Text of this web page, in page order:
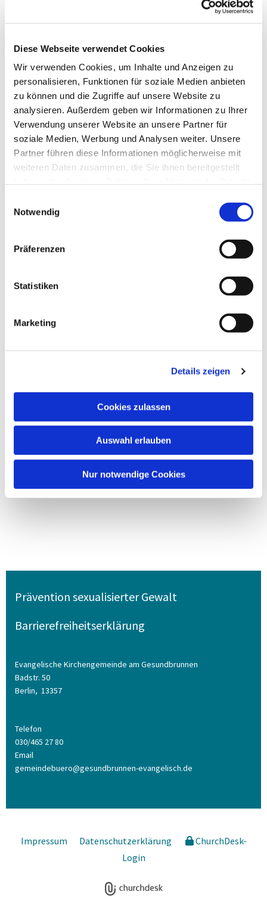
Diese Webseite verwendet Cookies
Wir verwenden Cookies, um Inhalte und Anzeigen zu
personalisieren, Funktionen für soziale Medien anbieten
zu können und die Zugriffe auf unsere Website zu
analysieren. Außerdem geben wir Informationen zu Ihrer
Verwendung unserer Website an unsere Partner für
soziale Medien, Werbung und Analysen weiter. Unsere
Partner führen diese Informationen möglicherweise mit
weiteren Daten zusammen, die Sie ihnen bereitgestellt
Notwendig
Präferenzen
Statistiken
Marketing
Details zeigen
Cookies zulassen
Auswahl erlauben
Nur notwendige Cookies
Prävention sexualisierter Gewalt
Barrierefreiheitserklärung
Evangelische Kirchengemeinde am Gesundbrunnen
Badstr. 50
Berlin, 13357
Telefon
030/465 27 80
Email
gemeindebuero@gesundbrunnen-evangelisch.de
Impressum Datenschutzerklärung
ChurchDesk-
Login